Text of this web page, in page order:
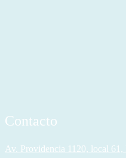
Contacto
Av. Providencia 1120, local 61,